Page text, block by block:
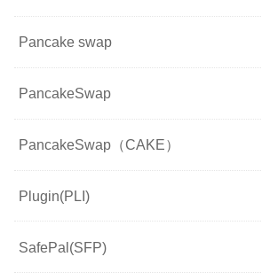
Pancake swap
PancakeSwap
PancakeSwap（CAKE）
Plugin(PLI)
SafePal(SFP)